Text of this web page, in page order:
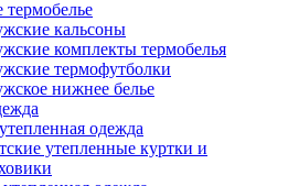
кальсоны
комплекты термобелья
термофутболки
нижнее белье
одежда
утепленные куртки и